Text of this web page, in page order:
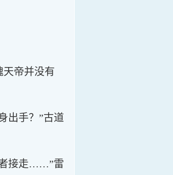
天帝并没有
出手？”古道
者接走……”雷